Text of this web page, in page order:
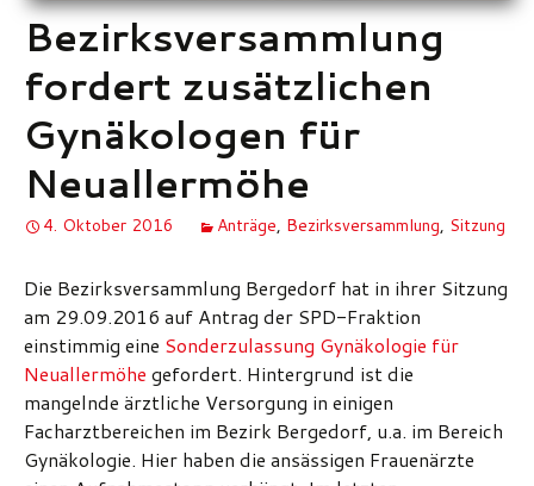
Bezirksversammlung
fordert zusätzlichen
Gynäkologen für
Neuallermöhe
4. Oktober 2016 Anträge, Bezirksversammlung, Sitzung
Die Bezirksversammlung Bergedorf hat in ihrer Sitzung
am 29.09.2016 auf Antrag der SPD-Fraktion
einstimmig eine Sonderzulassung Gynäkologie für
Neuallermöhe gefordert. Hintergrund ist die
mangelnde ärztliche Versorgung in einigen
Facharztbereichen im Bezirk Bergedorf, u.a. im Bereich
Gynäkologie. Hier haben die ansässigen Frauenärzte